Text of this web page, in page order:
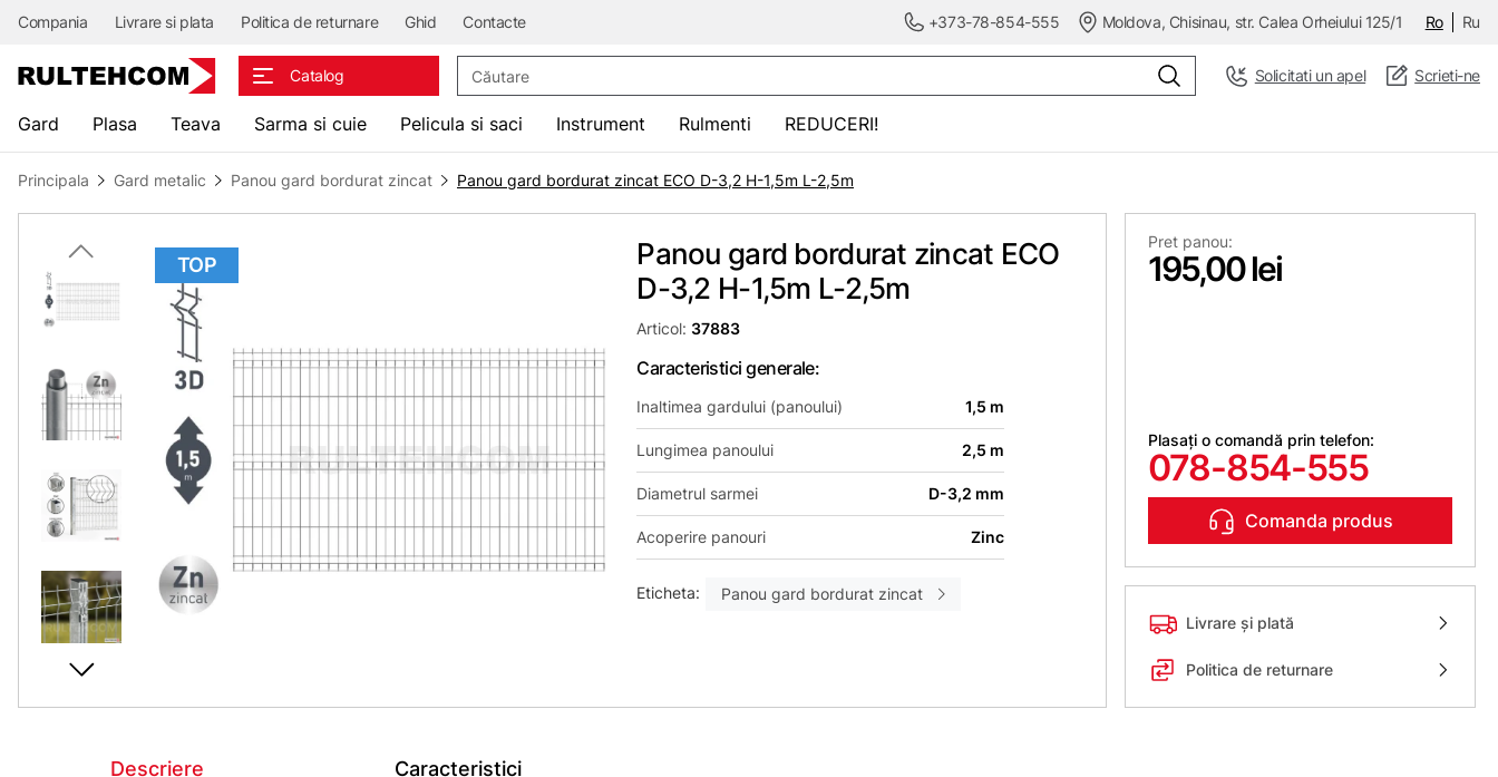
Compania Livrare si plata Politica de returnare Ghid Contacte +373-78-854-555 Moldova, Chisinau, str. Calea Orheiului 125/1 Ro Ru
Catalog Solicitati un apel Scrieti-ne
Gard Plasa Teava Sarma si cuie Pelicula si saci Instrument Rulmenti REDUCERI!
Principala Gard metalic Panou gard bordurat zincat Panou gard bordurat zincat ECO D-3,2 H-1,5m L-2,5m
TOP
Panou gard bordurat zincat ECO
D-3,2 H-1,5m L-2,5m
Articol: 37883
Caracteristici generale:
Inaltimea gardului (panoului) 1,5 m
Lungimea panoului 2,5 m
Diametrul sarmei D-3,2 mm
Acoperire panouri Zinc
Eticheta: Panou gard bordurat zincat
Pret panou:
195,00 lei
Plasați o comandă prin telefon:
078-854-555
Comanda produs
Livrare și plată
Politica de returnare
Descriere Caracteristici